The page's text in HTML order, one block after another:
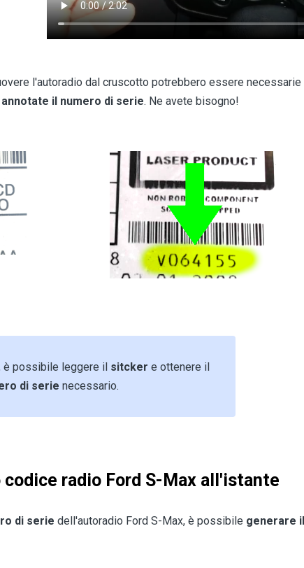
l'autoradio dal cruscotto potrebbero essere necessarie
annotate il numero di serie. Ne avete bisogno!
è possibile leggere il sitcker e ottenere il
di serie necessario.
radio Ford S-Max all'istante
di serie dell'autoradio Ford S-Max, è possibile generare